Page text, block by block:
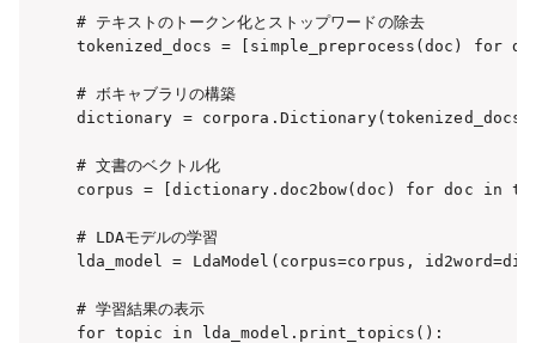
# テキストのトークン化とストップワードの除去
tokenized_docs = [simple_preprocess(doc) for
# ボキャブラリの構築
dictionary = corpora.Dictionary(tokenized_docs)
# 文書のベクトル化
corpus = [dictionary.doc2bow(doc) for doc in
# LDAモデルの学習
lda_model = LdaModel(corpus=corpus,
# 学習結果の表示
for topic in lda_model.print_topics():